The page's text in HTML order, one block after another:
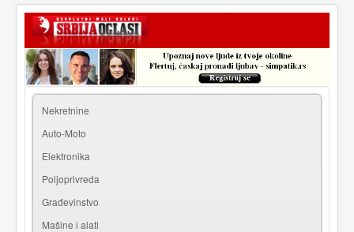
| Registracija
Nekretnine
Auto-Moto
Elektronika
Poljoprivreda
Građevinstvo
Mašine i alati